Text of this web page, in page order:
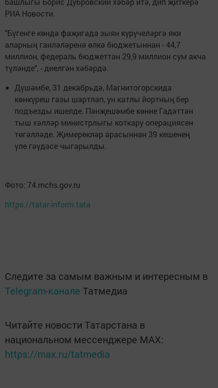
РИА Новости.
"Бүгенге көндә фаҗигада зыян күрүчеләргә яки
аларның гаиләләренә өлкә бюджетыннан - 44,7
миллион, федераль бюджеттан 29,9 миллион сум акча
түләнде", - диелгән хәбәрдә.
Дүшәмбе, 31 декабрьдә, Магнитогорскида
көнкүреш газы шартлап, ун катлы йортның бер
подъезды ишелде. Пәнҗешәмбе көнне Гадәттән
тыш хәлләр министрлыгы коткару операциясен
төгәлләде. Җимерекләр арасыннан 39 кешенең
үле гәүдәсе чыгарылды.
Фото: 74.mchs.gov.ru
https://tatar-inform.tata
Следите за самым важным и интересным в
Telegram-канале Татмедиа
Читайте новости Татарстана в
национальном мессенджере MАХ:
https://max.ru/tatmedia